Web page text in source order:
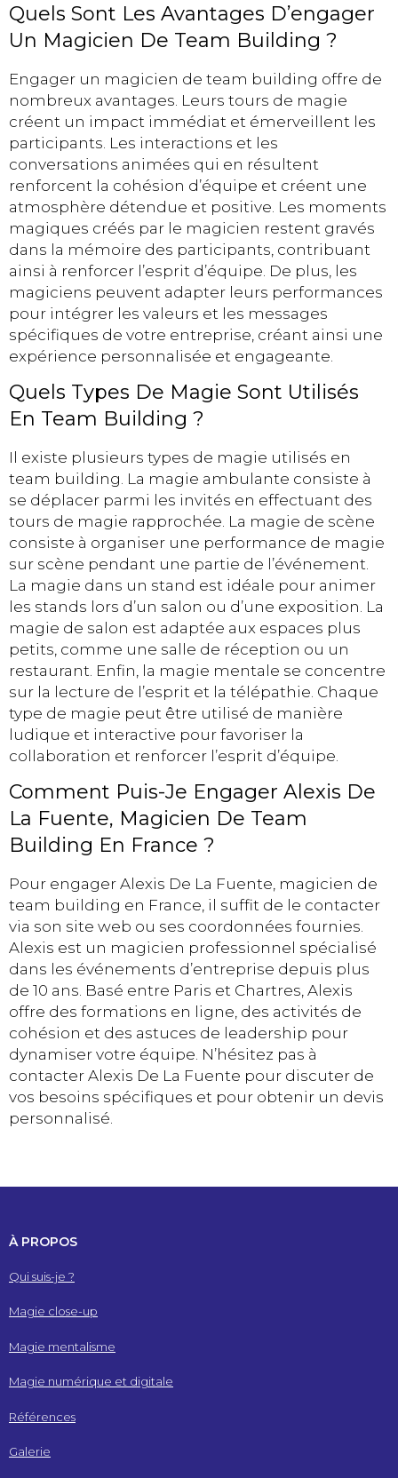
Quels Sont Les Avantages D’engager
Un Magicien De Team Building ?
Engager un magicien de team building offre de
nombreux avantages. Leurs tours de magie
créent un impact immédiat et émerveillent les
participants. Les interactions et les
conversations animées qui en résultent
renforcent la cohésion d’équipe et créent une
atmosphère détendue et positive. Les moments
magiques créés par le magicien restent gravés
dans la mémoire des participants, contribuant
ainsi à renforcer l’esprit d’équipe. De plus, les
magiciens peuvent adapter leurs performances
pour intégrer les valeurs et les messages
spécifiques de votre entreprise, créant ainsi une
expérience personnalisée et engageante.
Quels Types De Magie Sont Utilisés
En Team Building ?
Il existe plusieurs types de magie utilisés en
team building. La magie ambulante consiste à
se déplacer parmi les invités en effectuant des
tours de magie rapprochée. La magie de scène
consiste à organiser une performance de magie
sur scène pendant une partie de l’événement.
La magie dans un stand est idéale pour animer
les stands lors d’un salon ou d’une exposition. La
magie de salon est adaptée aux espaces plus
petits, comme une salle de réception ou un
restaurant. Enfin, la magie mentale se concentre
sur la lecture de l’esprit et la télépathie. Chaque
type de magie peut être utilisé de manière
ludique et interactive pour favoriser la
collaboration et renforcer l’esprit d’équipe.
Comment Puis-Je Engager Alexis De
La Fuente, Magicien De Team
Building En France ?
Pour engager Alexis De La Fuente, magicien de
team building en France, il suffit de le contacter
via son site web ou ses coordonnées fournies.
Alexis est un magicien professionnel spécialisé
dans les événements d’entreprise depuis plus
de 10 ans. Basé entre Paris et Chartres, Alexis
offre des formations en ligne, des activités de
cohésion et des astuces de leadership pour
dynamiser votre équipe. N’hésitez pas à
contacter Alexis De La Fuente pour discuter de
vos besoins spécifiques et pour obtenir un devis
personnalisé.
À PROPOS
Qui suis-je ?
Magie close-up
Magie mentalisme
Magie numérique et digitale
Références
Galerie